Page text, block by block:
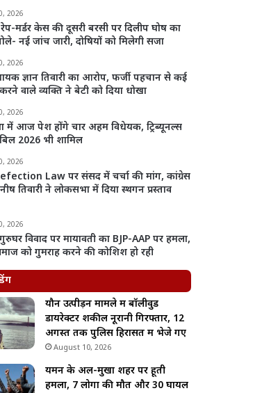
2026
मर्डर केस की दूसरी बरसी पर दिलीप घोष का
नई जांच जारी, दोषियों को मिलेगी सजा
2026
ज्ञान तिवारी का आरोप, फर्जी पहचान से कई
वाले व्यक्ति ने बेटी को दिया धोखा
2026
में आज पेश होंगे चार अहम विधेयक, ट्रिब्यूनल्स
बिल 2026 भी शामिल
2026
Law पर संसद में चर्चा की मांग, कांग्रेस
तिवारी ने लोकसभा में दिया स्थगन प्रस्ताव
2026
विवाद पर मायावती का BJP-AAP पर हमला,
को गुमराह करने की कोशिश हो रही
यौन उत्पीड़न मामले में बॉलीवुड
डायरेक्टर शकील नूरानी गिरफ्तार, 12
अगस्त तक पुलिस हिरासत में भेजे गए
August 10, 2026
यमन के अल-मुखा शहर पर हूती
हमला, 7 लोगों की मौत और 30 घायल